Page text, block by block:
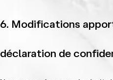
6. Modifications
déclaration de